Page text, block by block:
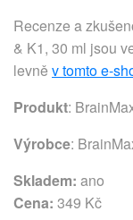
Recenze a
& K1, 30 ml jsou
levně v tomto e-
Produkt:
Výrobce:
Skladem: ano
Cena: 349 Kč